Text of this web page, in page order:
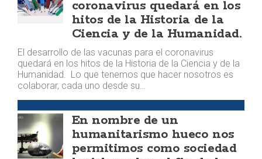
coronavirus quedará en los
hitos de la Historia de la
Ciencia y de la Humanidad.
El desarrollo de las vacunas para el coronavirus
quedará en los hitos de la Historia de la Ciencia y de la
Humanidad. Lo que tenemos que hacer nosotros es
colaborar, cada uno desde su…
En nombre de un
humanitarismo hueco nos
permitimos como sociedad